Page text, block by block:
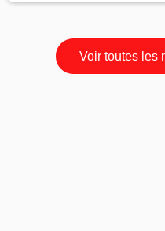
Voir toutes les